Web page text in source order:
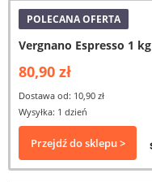
POLECANA OFERTA
Vergnano Espresso 1 kg
80,90 zł
Dostawa od: 10,90 zł
Wysyłka: 1 dzień
Przejdź do sklepu >